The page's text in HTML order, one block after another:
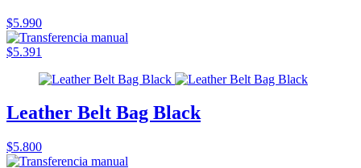
$5.990
$5.391
Leather Belt Bag Black
$5.800